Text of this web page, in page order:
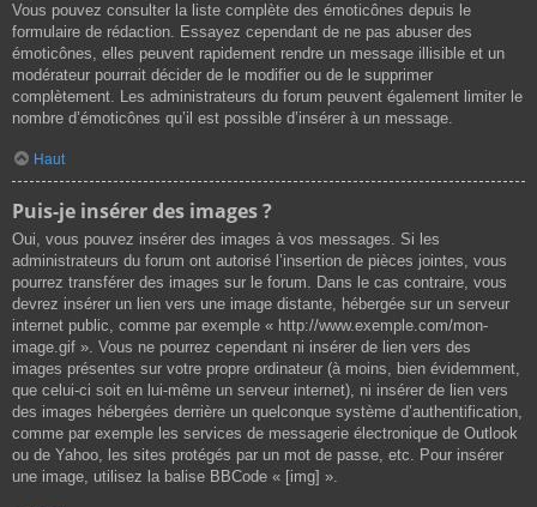
Vous pouvez consulter la liste complète des émoticônes depuis le
formulaire de rédaction. Essayez cependant de ne pas abuser des
émoticônes, elles peuvent rapidement rendre un message illisible et un
modérateur pourrait décider de le modifier ou de le supprimer
complètement. Les administrateurs du forum peuvent également limiter le
nombre d’émoticônes qu’il est possible d’insérer à un message.
Haut
Puis-je insérer des images ?
Oui, vous pouvez insérer des images à vos messages. Si les
administrateurs du forum ont autorisé l’insertion de pièces jointes, vous
pourrez transférer des images sur le forum. Dans le cas contraire, vous
devrez insérer un lien vers une image distante, hébergée sur un serveur
internet public, comme par exemple « http://www.exemple.com/mon-
image.gif ». Vous ne pourrez cependant ni insérer de lien vers des
images présentes sur votre propre ordinateur (à moins, bien évidemment,
que celui-ci soit en lui-même un serveur internet), ni insérer de lien vers
des images hébergées derrière un quelconque système d’authentification,
comme par exemple les services de messagerie électronique de Outlook
ou de Yahoo, les sites protégés par un mot de passe, etc. Pour insérer
une image, utilisez la balise BBCode « [img] ».